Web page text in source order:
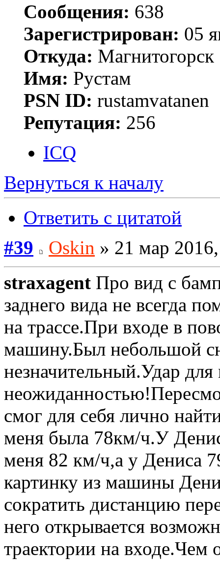
Сообщения: 638
Зарегистрирован: 05
Откуда: Магнитогорск
Имя: Рустам
PSN ID: rustamvatanen
Репутация: 256
ICQ
Вернуться к началу
Ответить с цитатой
#39
Oskin » 21 мар
straxagent Про вид с
заднего вида не всегда
на трассе.При входе в
машину.Был небольшой
незначительный.Удар
смог для себя лично
меня была 78км/ч.У
меня 82 км/ч,а у Дениса
картинку из машины
сократить дистанцию
него открывается
траектории на входе.Чем